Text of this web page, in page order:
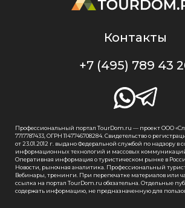
Контакты
+7 (495) 789 43
Профессиональный портал TourDom.ru — проект ООО
7717787433, ОГРН 1147746708284. Свидетельство о
от 23.01.2012 г. выдано Федеральной службой по надзору в
информационных технологий и массовых коммуникаций
Оперативная информация о туристическом рынке в
Новости, рыночная аналитика. Профессиональный
Вебинары, тренинги. При перепечатке материалов или
ссылка на портал TourDom.ru обязательна. Отдельные
содержать информацию, не предназначенную для